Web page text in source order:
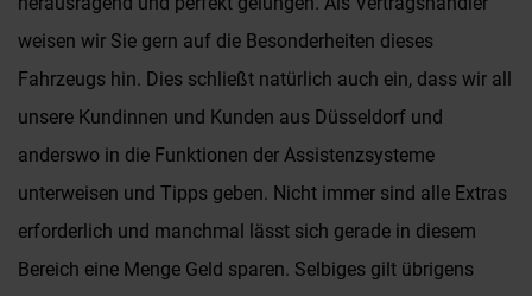
weisen wir Sie gern auf die Besonderheiten dieses
Fahrzeugs hin. Dies schließt natürlich auch ein, dass wir all
unsere Kundinnen und Kunden aus Düsseldorf und
anderswo in die Funktionen der Assistenzsysteme
unterweisen und Tipps geben. Nicht immer sind alle Extras
erforderlich und manchmal lässt sich gerade in diesem
Bereich eine Menge Geld sparen. Selbiges gilt übrigens